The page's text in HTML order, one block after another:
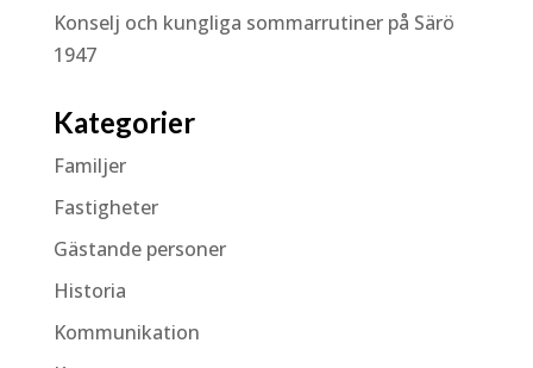
Konselj och kungliga sommarrutiner på Särö
1947
Kategorier
Familjer
Fastigheter
Gästande personer
Historia
Kommunikation